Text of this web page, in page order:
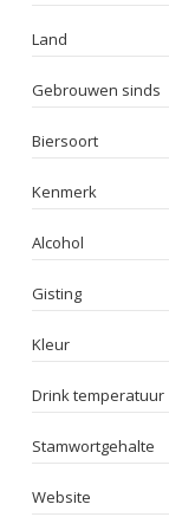
Land
Gebrouwen sinds
Biersoort
Kenmerk
Alcohol
Gisting
Kleur
Drink temperatuur
Stamwortgehalte
Website